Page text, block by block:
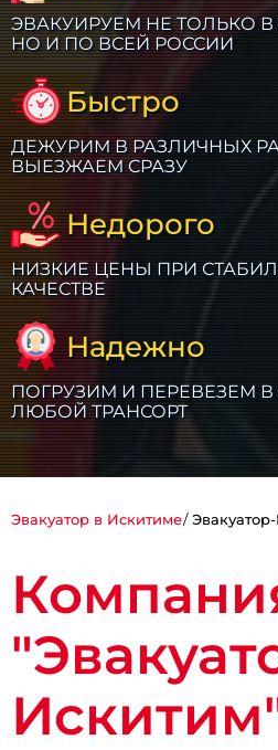
ЭВАКУИРУЕМ НЕ ТОЛЬКО
НО И ПО ВСЕЙ РОССИИ
Быстро
ДЕЖУРИМ В РАЗЛИЧНЫХ
ВЫЕЗЖАЕМ СРАЗУ
Недорого
НИЗКИЕ ЦЕНЫ ПРИ
КАЧЕСТВЕ
Надежно
ПОГРУЗИМ И ПЕРЕВЕЗЕМ
ЛЮБОЙ ТРАНСОРТ
Эвакуатор в Искитиме